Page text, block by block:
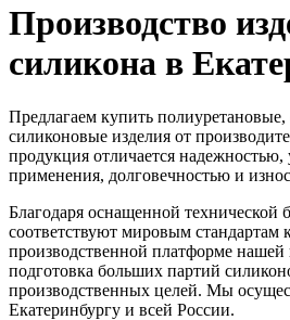
Производство
силикона в
Предлагаем купить
силиконовые изделия от
продукция отличается надежностью,
применения, долговечностью и
Благодаря оснащенной технической
соответствуют мировым стандартам
производственной платформе
подготовка больших партий
производственных целей. Мы
Екатеринбургу и всей России.